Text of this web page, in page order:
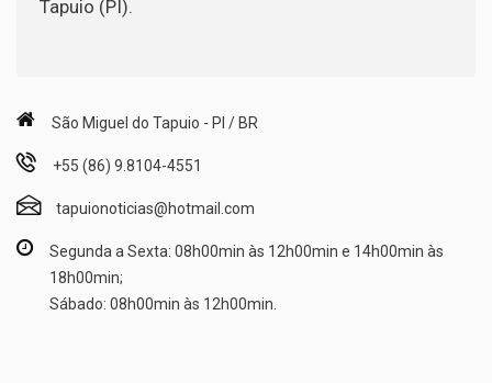
Tapuio (PI).
São Miguel do Tapuio - PI / BR
+55 (86) 9.8104-4551
tapuionoticias@hotmail.com
Segunda a Sexta: 08h00min às 12h00min e 14h00min às
18h00min;
Sábado: 08h00min às 12h00min.